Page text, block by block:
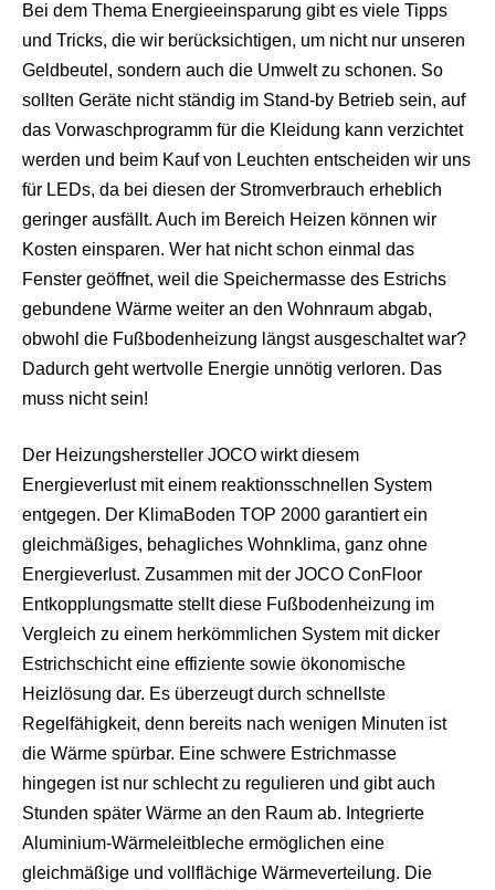
Bei dem Thema Energieeinsparung gibt es viele Tipps
und Tricks, die wir berücksichtigen, um nicht nur unseren
Geldbeutel, sondern auch die Umwelt zu schonen. So
sollten Geräte nicht ständig im Stand-by Betrieb sein, auf
das Vorwaschprogramm für die Kleidung kann verzichtet
werden und beim Kauf von Leuchten entscheiden wir uns
für LEDs, da bei diesen der Stromverbrauch erheblich
geringer ausfällt. Auch im Bereich Heizen können wir
Kosten einsparen. Wer hat nicht schon einmal das
Fenster geöffnet, weil die Speichermasse des Estrichs
gebundene Wärme weiter an den Wohnraum abgab,
obwohl die Fußbodenheizung längst ausgeschaltet war?
Dadurch geht wertvolle Energie unnötig verloren. Das
muss nicht sein!
Der Heizungshersteller JOCO wirkt diesem
Energieverlust mit einem reaktionsschnellen System
entgegen. Der KlimaBoden TOP 2000 garantiert ein
gleichmäßiges, behagliches Wohnklima, ganz ohne
Energieverlust. Zusammen mit der JOCO ConFloor
Entkopplungsmatte stellt diese Fußbodenheizung im
Vergleich zu einem herkömmlichen System mit dicker
Estrichschicht eine effiziente sowie ökonomische
Heizlösung dar. Es überzeugt durch schnellste
Regelfähigkeit, denn bereits nach wenigen Minuten ist
die Wärme spürbar. Eine schwere Estrichmasse
hingegen ist nur schlecht zu regulieren und gibt auch
Stunden später Wärme an den Raum ab. Integrierte
Aluminium-Wärmeleitbleche ermöglichen eine
gleichmäßige und vollflächige Wärmeverteilung. Die